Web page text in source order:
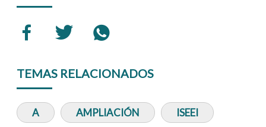
TEMAS RELACIONADOS
A AMPLIACIÓN ISEEI